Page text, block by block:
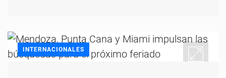
INTERNACIONALES